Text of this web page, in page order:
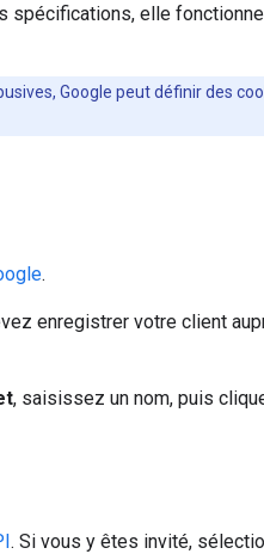
spécifications, elle
Google peut définir des
.
enregistrer votre client
, saisissez un nom, puis
. Si vous y êtes invité,